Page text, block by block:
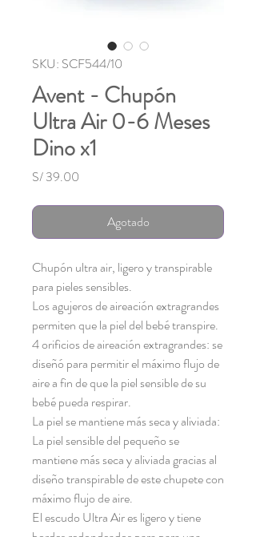
SKU: SCF544/10
Avent - Chupón
Ultra Air 0-6 Meses
Dino x1
S/ 39.00
Agotado
Chupón ultra air, ligero y transpirable
para pieles sensibles.
Los agujeros de aireación extragrandes
permiten que la piel del bebé transpire.
4 orificios de aireación extragrandes: se
diseñó para permitir el máximo flujo de
aire a fin de que la piel sensible de su
bebé pueda respirar.
La piel se mantiene más seca y aliviada:
La piel sensible del pequeño se
mantiene más seca y aliviada gracias al
diseño transpirable de este chupete con
máximo flujo de aire.
El escudo Ultra Air es ligero y tiene